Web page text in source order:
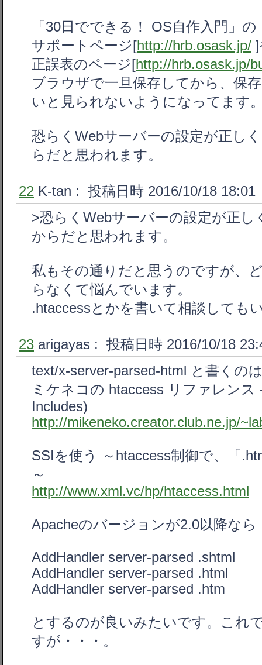
「30日でできる！ OS自作入門」の
サポートページ[http://hrb.osask.jp/
正誤表のページ[http://hrb.osask.jp/
ブラウザで一旦保存してから、保
いと見られないようになってます
恐らくWebサーバーの設定が正し
らだと思われます。
22 K-tan : 投稿日時 2016/10/18 18:01
>恐らくWebサーバーの設定が正
からだと思われます。
私もその通りだと思うのですが、
らなくて悩んでいます。
.htaccessとかを書いて相談しても
23 arigayas : 投稿日時 2016/10/18
text/x-server-parsed-html と書くの
ミケネコの htaccess リファレンス
Includes)
http://mikeneko.creator.club.ne.jp/
SSIを使う ～htaccess制御で、「
～
http://www.xml.vc/hp/htaccess.html
Apacheのバージョンが2.0以降なら
AddHandler server-parsed .shtml
AddHandler server-parsed .html
AddHandler server-parsed .htm
とするのが良いみたいです。これ
すが・・・。